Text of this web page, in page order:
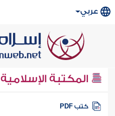
عربي
المكتبة الإسلامية